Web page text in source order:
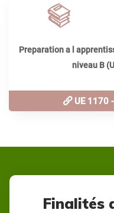
Preparation a l
niveau B
UE 1170
Finalités